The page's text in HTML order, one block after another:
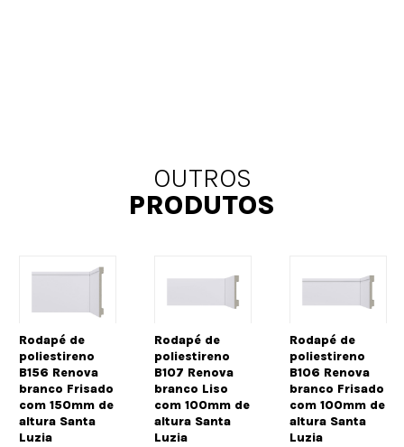
OUTROS
PRODUTOS
Rodapé de
poliestireno
B156 Renova
branco Frisado
com 150mm de
altura Santa
Luzia
Rodapé de
poliestireno
B107 Renova
branco Liso
com 100mm de
altura Santa
Luzia
Rodapé de
poliestireno
B106 Renova
branco Frisado
com 100mm de
altura Santa
Luzia